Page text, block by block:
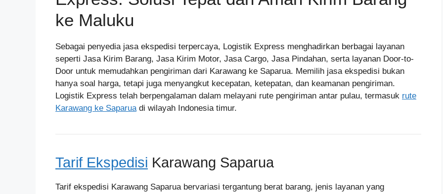
ke Maluku
Sebagai penyedia jasa ekspedisi terpercaya, Logistik Express menghadirkan berbagai layanan
seperti Jasa Kirim Barang, Jasa Kirim Motor, Jasa Cargo, Jasa Pindahan, serta layanan Door-to-
Door untuk memudahkan pengiriman dari Karawang ke Saparua. Memilih jasa ekspedisi bukan
hanya soal harga, tetapi juga menyangkut kecepatan, ketepatan, dan keamanan pengiriman.
Logistik Express telah berpengalaman dalam melayani rute pengiriman antar pulau, termasuk rute
Karawang ke Saparuadi wilayah Indonesia timur.
Tarif Ekspedisi Karawang Saparua
Tarif ekspedisi Karawang Saparua bervariasi tergantung berat barang, jenis layanan yang